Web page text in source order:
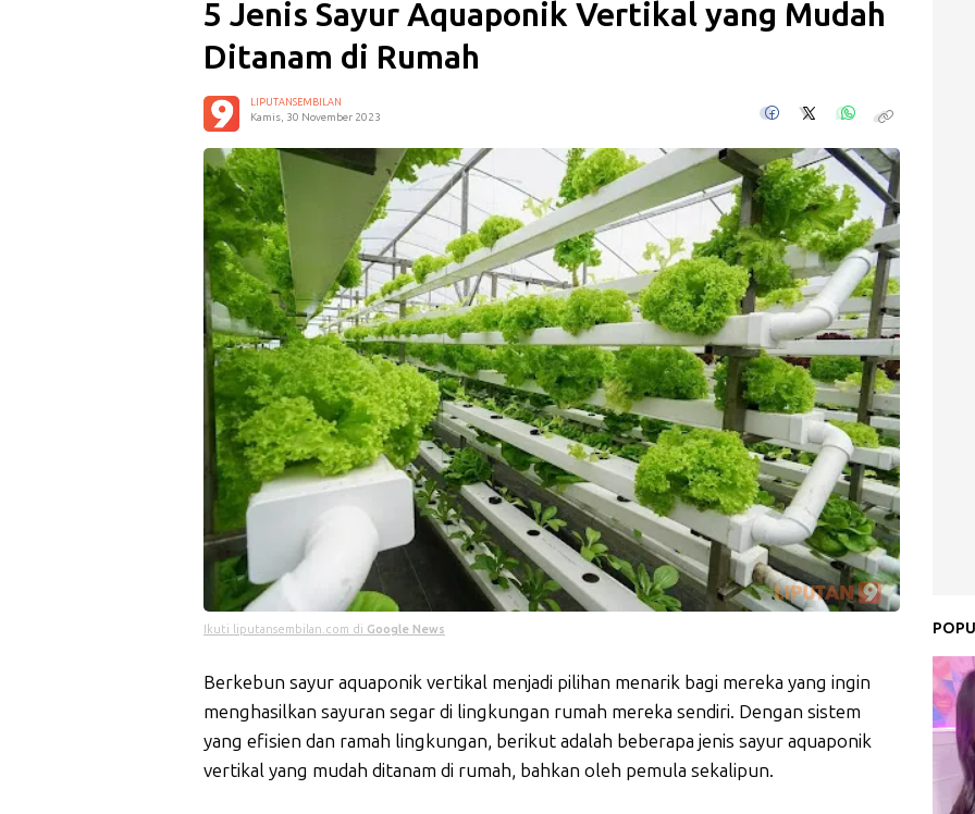
5 Jenis Sayur Aquaponik Vertikal yang Mudah
Ditanam di Rumah
LIPUTANSEMBILAN
Kamis, 30 November 2023
Ikuti liputansembilan.com di Google News
Berkebun sayur aquaponik vertikal menjadi pilihan menarik bagi mereka yang ingin
menghasilkan sayuran segar di lingkungan rumah mereka sendiri. Dengan sistem
yang efisien dan ramah lingkungan, berikut adalah beberapa jenis sayur aquaponik
vertikal yang mudah ditanam di rumah, bahkan oleh pemula sekalipun.